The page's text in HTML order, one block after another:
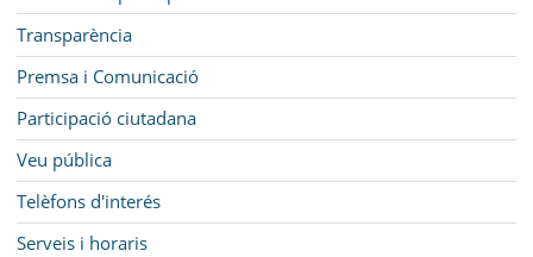
Transparència
Premsa i Comunicació
Participació ciutadana
Veu pública
Telèfons d'interés
Serveis i horaris